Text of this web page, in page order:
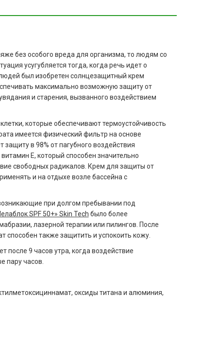
без особого вреда для организма, то людям со
усугубляется тогда, когда речь идет о
был изобретен солнцезащитный крем
максимально возможную защиту от
и старения, вызванного воздействием
которые обеспечивают термоустойчивость
имеется физический фильтр на основе
в 98% от пагубного воздействия
Е, который способен значительно
свободных радикалов. Крем для защиты от
и на отдыхе возле бассейна с
при долгом пребывании под
SPF 50+» Skin Tech было более
лазерной терапии или пилингов. После
способен также защитить и успокоить кожу.
после 9 часов утра, когда воздействие
пару часов.
оксиды титана и алюминия,